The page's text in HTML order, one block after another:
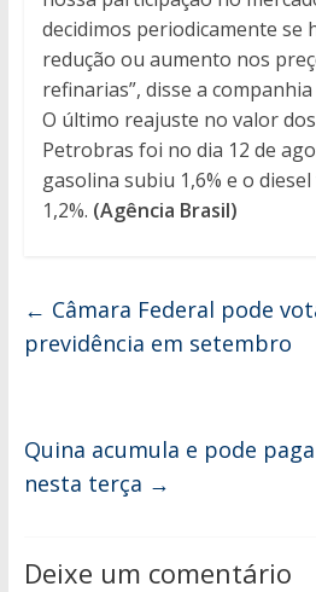
decidimos periodicamente se
redução ou aumento nos
refinarias”, disse a
O último reajuste no valor
Petrobras foi no dia 12 de
gasolina subiu 1,6% e o
1,2%. (Agência Brasil)
← Câmara Federal pode
previdência em setembro
Quina acumula e pode
nesta terça →
Deixe um comentário